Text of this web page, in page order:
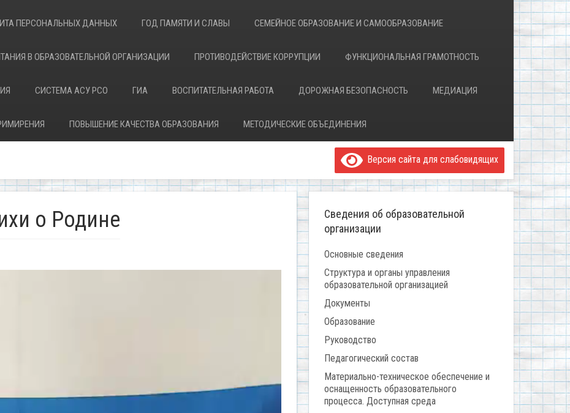
ПЕРСОНАЛЬНЫХ ДАННЫХ ГОД ПАМЯТИ И СЛАВЫ СЕМЕЙНОЕ ОБРАЗОВАНИЕ И САМООБРАЗОВАНИЕ
В ОБРАЗОВАТЕЛЬНОЙ ОРГАНИЗАЦИИ ПРОТИВОДЕЙСТВИЕ КОРРУПЦИИ ФУНКЦИОНАЛЬНАЯ ГРАМОТНОСТЬ
СИСТЕМА АСУ РСО ГИА ВОСПИТАТЕЛЬНАЯ РАБОТА ДОРОЖНАЯ БЕЗОПАСНОСТЬ МЕДИАЦИЯ
ПОВЫШЕНИЕ КАЧЕСТВА ОБРАЗОВАНИЯ МЕТОДИЧЕСКИЕ ОБЪЕДИНЕНИЯ
Версия сайта для слабовидящих
о Родине
Сведения об образовательной
организации
Основные сведения
Структура и органы управления
образовательной организацией
Документы
Образование
Руководство
Педагогический состав
Материально-техническое обеспечение и
оснащенность образовательного
процесса. Доступная среда